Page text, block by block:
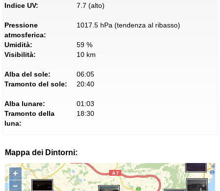
Indice UV:
7.7 (alto)
Pressione
atmosferica:
1017.5 hPa (tendenza al ribasso)
Umidità:
59 %
Visibilità:
10 km
Alba del sole:
06:05
Tramonto del sole:
20:40
Alba lunare:
01:03
Tramonto della
luna:
18:30
Mappa dei Dintorni:
+
−